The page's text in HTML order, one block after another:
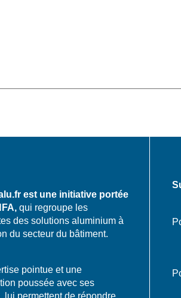
est une initiative portée
qui regroupe les
des solutions aluminium à
du secteur du bâtiment.
pointue et une
poussée avec ses
lui permettent de répondre